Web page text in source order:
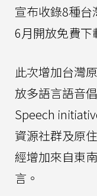
宣布收錄8種
6月開放免費下
此次增加台灣
放多語言語音
Speech
資源社群及原
經增加來自東
言。